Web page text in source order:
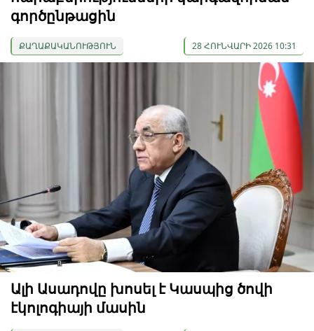
գործընթացին
ՔԱՂԱՔԱԿԱՆՈՒԹՅՈՒՆ 28 ՀՈՒՆՎԱՐԻ 2026 10:31
Ալի Ասադովը խոսել է Կասպից ծովի
էկոլոգիայի մասին